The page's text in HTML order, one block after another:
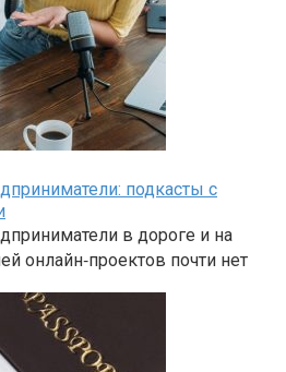
подкасты с
в дороге и на
онлайн‑проектов почти нет